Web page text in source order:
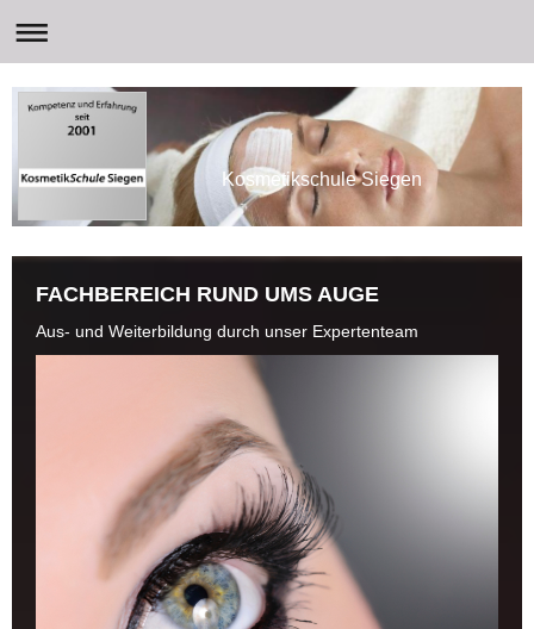
Kosmetikschule Siegen
FACHBEREICH RUND UMS AUGE
Aus- und Weiterbildung durch unser Expertenteam